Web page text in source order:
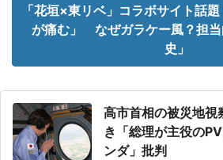
「花垣×東リベ」コラボサイト話
が痛む」 なぜガラケー風？担
史」
高市首相の被災地
き「総理が主役の
ンダ」批判